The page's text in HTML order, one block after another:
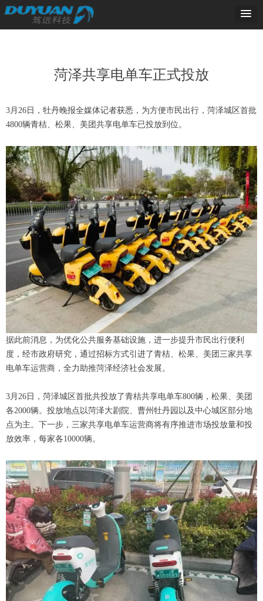
菏泽共享电单车正式投放
3月26日，牡丹晚报全媒体记者获悉，为方便市民出行，菏泽城区首批
4800辆青桔、松果、美团共享电单车已投放到位。
据此前消息，为优化公共服务基础设施，进一步提升市民出行便利
度，经市政府研究，通过招标方式引进了青桔、松果、美团三家共享
电单车运营商，全力助推菏泽经济社会发展。
3月26日，菏泽城区首批共投放了青桔共享电单车800辆，松果、美团
各2000辆。投放地点以菏泽大剧院、曹州牡丹园以及中心城区部分地
点为主。下一步，三家共享电单车运营商将有序推进市场投放量和投
放效率，每家各10000辆。